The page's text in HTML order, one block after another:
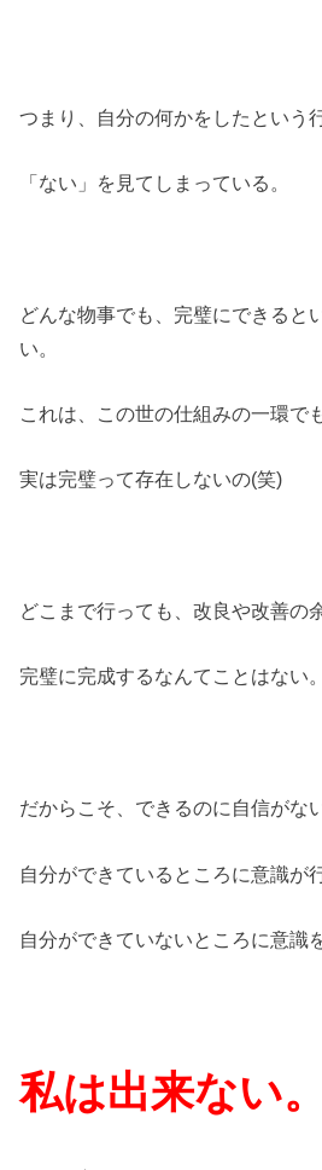
つまり、自分の何かをしたという
「ない」を見てしまっている。
どんな物事でも、完璧にできると
い。
これは、この世の仕組みの一環で
実は完璧って存在しないの(笑)
どこまで行っても、改良や改善の
完璧に完成するなんてことはない。
だからこそ、できるのに自信がな
自分ができているところに意識が
自分ができていないところに意識
私は出来ない。